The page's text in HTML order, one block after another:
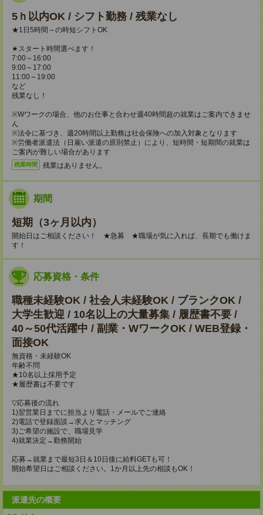
5ｈ以内OK / シフト勤務 / 残業なし
★1日5時間～の時短シフトOK
★スタート時間選べます！
7:00～16:00
9:00～17:00
11:00～19:00
など
残業なし！
※Wワークの場合、他のお仕事と合わせ週40時間超の就業はご案内できませ
ん
※法令に基づき、週20時間以上勤務は社会保険への加入対象となります
※労働者派遣法（日雇い派遣の原則禁止）により、短時間・短期間の就業は
ご案内が難しい場合があります
残業時間 残業はありません。
期間
短期（3ヶ月以内）
開始日はご相談ください！ ★急募 ★職場が気に入れば、長期でも働けま
す！
応募資格・条件
職種未経験OK / 社会人未経験OK / ブランクOK /
大学生歓迎 / 10名以上の大量募集 / 履歴書不要 /
40～50代活躍中 / 副業・WワークOK / WEB登録・
面接OK
無資格・未経験OK
年齢不問
★10名以上採用予定
★履歴書は不要です
▽応募後の流れ
1)翌営業日までに担当より電話・メールでご連絡
2)電話で登録面談→求人とマッチング
3)ご希望の施設で、職場見学
4)就業決定→勤務開始
応募→就業まで最短3日＆10日後に給料GETも可！
開始希望日はご相談ください。1か月以上先の相談もOK！
派遣先の概要